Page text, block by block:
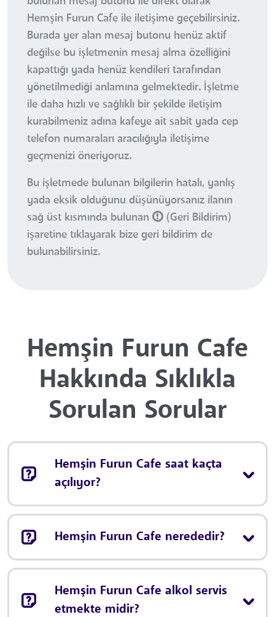
Hemşin Furun Cafe ile iletişime geçebilirsiniz.
Burada yer alan mesaj butonu henüz aktif
değilse bu işletmenin mesaj alma özelliğini
kapattığı yada henüz kendileri tarafından
yönetilmediği anlamına gelmektedir. İşletme
ile daha hızlı ve sağlıklı bir şekilde iletişim
kurabilmeniz adına kafeye ait sabit yada cep
telefon numaraları aracılığıyla iletişime
geçmenizi öneriyoruz.
Bu işletmede bulunan bilgilerin hatalı, yanlış
yada eksik olduğunu düşünüyorsanız ilanın
sağ üst kısmında bulunan
(Geri Bildirim)
işaretine tıklayarak bize geri bildirim de
bulunabilirsiniz.
Hemşin Furun Cafe
Hakkında Sıklıkla
Sorulan Sorular
Hemşin Furun Cafe saat kaçta
açılıyor?
Hemşin Furun Cafe nerededir?
Hemşin Furun Cafe alkol servis
etmekte midir?